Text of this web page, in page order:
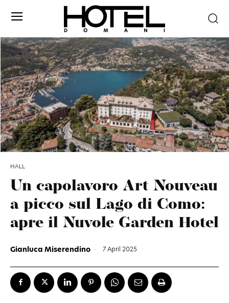
HALL
Un capolavoro Art Nouveau
a picco sul Lago di Como:
apre il Nuvole Garden Hotel
Gianluca Miserendino - 7 April 2025